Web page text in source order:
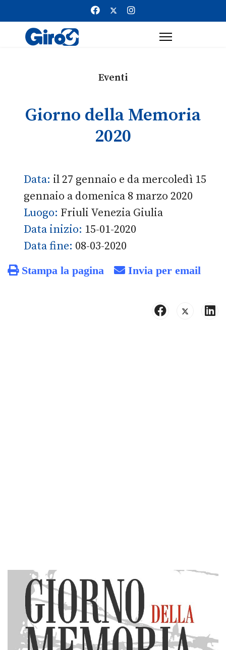
Eventi
Giorno della Memoria
2020
Data: il 27 gennaio e da mercoledì 15
gennaio a domenica 8 marzo 2020
Luogo: Friuli Venezia Giulia
Data inizio: 15-01-2020
Data fine: 08-03-2020
Stampa la pagina Invia per email